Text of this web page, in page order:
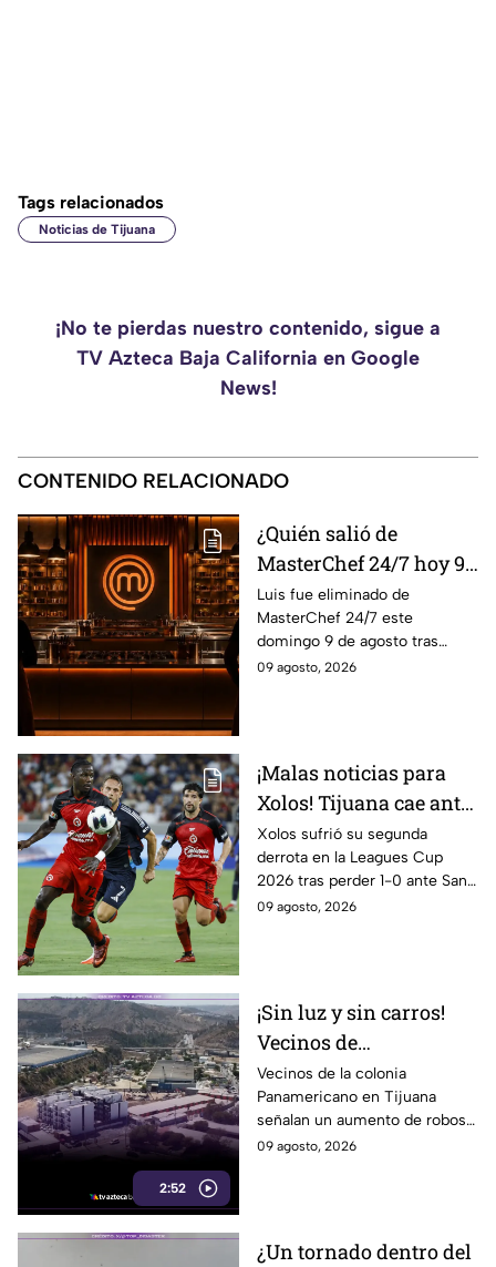
Tags relacionados
Noticias de Tijuana
¡No te pierdas nuestro contenido, sigue a
TV Azteca Baja California en Google
News!
CONTENIDO RELACIONADO
¿Quién salió de
MasterChef 24/7 hoy 9
de agosto? Este
participante quedó
eliminado
Luis fue eliminado de
MasterChef 24/7 este
domingo 9 de agosto tras
enfrentarse a Ixdit y Michelle
09 agosto, 2026
¡Malas noticias para
Xolos! Tijuana cae ante
San Diego FC y
complica su camino en
la Leagues Cup 2026
Xolos sufrió su segunda
derrota en la Leagues Cup
2026 tras perder 1-0 ante San
Diego FC. Tijuana todavía tiene
09 agosto, 2026
2:52
¡Sin luz y sin carros!
Vecinos de
Panamericano en
Tijuana viven bajo la
inseguridad
Vecinos de la colonia
Panamericano en Tijuana
señalan un aumento de robos
durante los últimos tres
09 agosto, 2026
¿Un tornado dentro del